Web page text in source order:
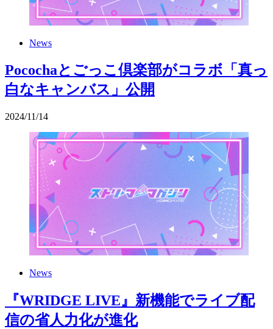
News
Pocochaとごっこ倶楽部がコラボ「真っ
白なキャンバス」公開
2024/11/14
News
『WRIDGE LIVE』新機能でライブ配
信の省人力化が進化